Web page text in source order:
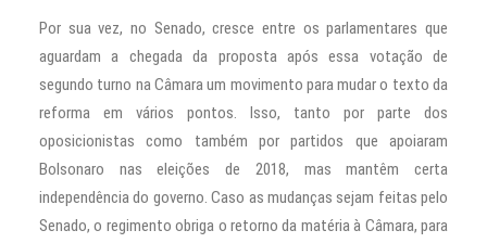
Por sua vez, no Senado, cresce entre os parlamentares que
aguardam a chegada da proposta após essa votação de
segundo turno na Câmara um movimento para mudar o texto da
reforma em vários pontos. Isso, tanto por parte dos
oposicionistas como também por partidos que apoiaram
Bolsonaro nas eleições de 2018, mas mantêm certa
independência do governo. Caso as mudanças sejam feitas pelo
Senado, o regimento obriga o retorno da matéria à Câmara, para